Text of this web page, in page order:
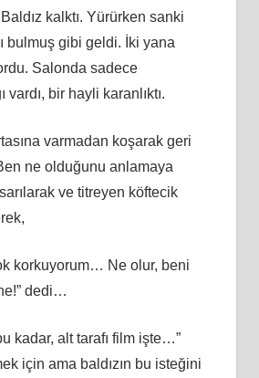
kalktı. Yürürken sanki
bulmuş gibi geldi. İki yana
Salonda sadece
vardı, bir hayli karanlıktı.
varmadan koşarak geri
ne olduğunu anlamaya
ve titreyen köftecik
korkuyorum… Ne olur, beni
dedi…
kadar, alt tarafı film işte…”
için ama baldızın bu isteğini